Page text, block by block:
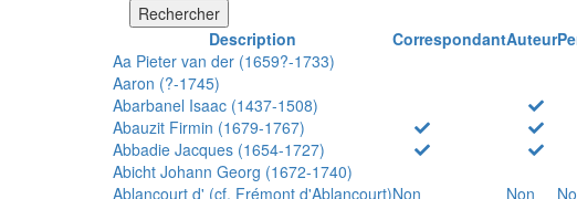
Rechercher
Description
CorrespondantAuteur
Aa Pieter van der (1659?-1733)
Aaron (?-1745)
Abarbanel Isaac (1437-1508)
Abauzit Firmin (1679-1767)
Abbadie Jacques (1654-1727)
Abicht Johann Georg (1672-1740)
Ablancourt d' (cf. Frémont d'Ablancourt)Non Non